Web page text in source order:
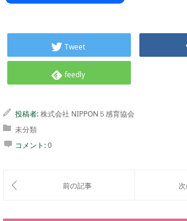
Tweet
feedly
投稿者:株式会社 NIPPON５感育協会
未分類
コメント:0